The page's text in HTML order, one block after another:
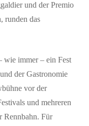
und derPremio
runden das
wie immer – ein Fest
der Gastronomie
vor der
und mehreren
Rennbahn. Für